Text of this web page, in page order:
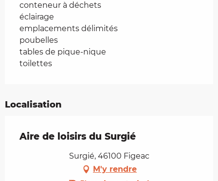
conteneur à déchets
éclairage
emplacements délimités
poubelles
tables de pique-nique
toilettes
Localisation
Aire de loisirs du Surgié
Surgié, 46100 Figeac
M'y rendre